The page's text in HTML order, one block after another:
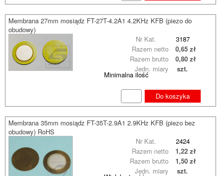
Membrana 27mm mosiądz FT-27T-4.2A1 4.2KHz KFB (piezo do
obudowy)
Minimalna ilość
Nr Kat. 3187
Razem brutto 0,80 zł
Razem netto 0,65 zł
Jedn. miary szt.
Do koszyka
Membrana 35mm mosiądz FT-35T-2.9A1 2.9KHz KFB (piezo bez
obudowy) RoHS
Nr Kat. 2424
Razem brutto 1,50 zł
Razem netto 1,22 zł
Jedn. miary szt.